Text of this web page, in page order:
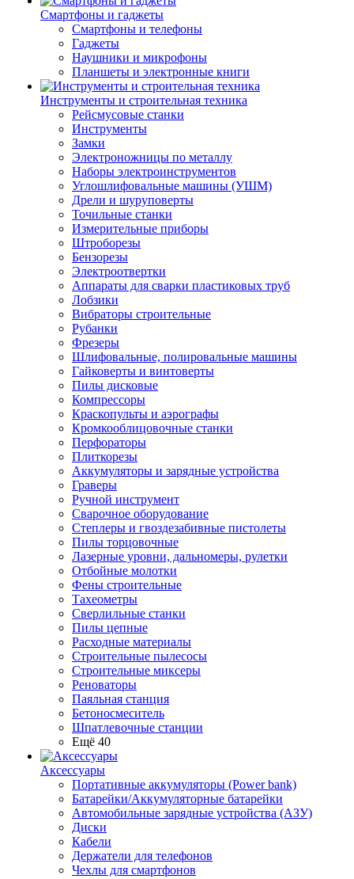
Смартфоны и гаджеты
Смартфоны и телефоны
Гаджеты
Наушники и микрофоны
Планшеты и электронные книги
Инструменты и строительная техника
Рейсмусовые станки
Инструменты
Замки
Электроножницы по металлу
Наборы электроинструментов
Углошлифовальные машины (УШМ)
Дрели и шуруповерты
Точильные станки
Измерительные приборы
Штроборезы
Бензорезы
Электроотвертки
Аппараты для сварки пластиковых труб
Лобзики
Вибраторы строительные
Рубанки
Фрезеры
Шлифовальные, полировальные машины
Гайковерты и винтоверты
Пилы дисковые
Компрессоры
Краскопульты и аэрографы
Кромкооблицовочные станки
Перфораторы
Плиткорезы
Аккумуляторы и зарядные устройства
Граверы
Ручной инструмент
Сварочное оборудование
Степлеры и гвоздезабивные пистолеты
Пилы торцовочные
Лазерные уровни, дальномеры, рулетки
Отбойные молотки
Фены строительные
Тахеометры
Сверлильные станки
Пилы цепные
Расходные материалы
Строительные пылесосы
Строительные миксеры
Реноваторы
Паяльная станция
Бетоносмеситель
Шпатлевочные станции
Ещё 40
Аксессуары
Портативные аккумуляторы (Power bank)
Батарейки/Аккумуляторные батарейки
Автомобильные зарядные устройства (АЗУ)
Диски
Кабели
Держатели для телефонов
Чехлы для смартфонов